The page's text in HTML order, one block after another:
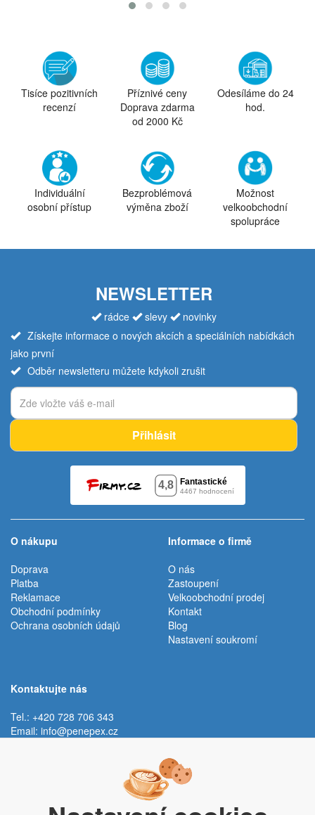
Tisíce pozitivních
recenzí
Příznivé ceny
Doprava zdarma
od 2000 Kč
Odesíláme do 24
hod.
Individuální
osobní přístup
Bezproblémová
výměna zboží
Možnost
velkoobchodní
spolupráce
NEWSLETTER
rádce slevy
novinky
Získejte informace o nových akcích a speciálních nabídkách
jako první
Odběr newsletteru můžete kdykoli zrušit
Přihlásit
O nákupu
Doprava
Platba
Reklamace
Obchodní podmínky
Ochrana osobních údajů
Informace o firmě
O nás
Zastoupení
Velkoobchodní prodej
Kontakt
Blog
Nastavení soukromí
Kontaktujte nás
Tel.: +420 728 706 343
Email: info@penepex.cz
Trávník 2076, 686 03 Staré Město